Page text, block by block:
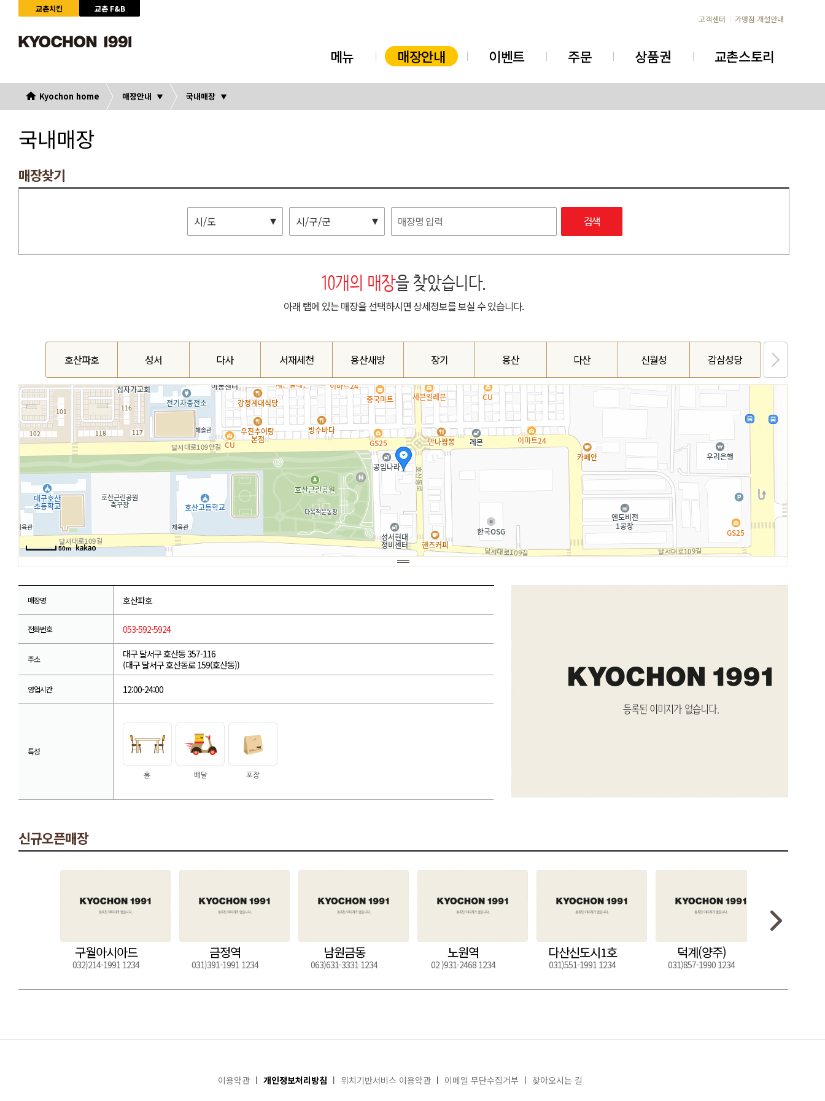
교촌치킨
교촌 F&B
고객센터
가맹점 개설안내
메뉴 매장안내 이벤트 주문 상품권 교촌스토리
Kyochon home 매장안내 국내매장
국내매장
매장찾기
시/도 시/구/군 검색
10개의 매장을 찾았습니다.
아래 탭에 있는 매장을 선택하시면 상세정보를 보실 수 있습니다.
호산파호 성서 다사 서재세천 용산새방 장기 용산 다산 신월성 감삼성당
50m
매장명 호산파호
전화번호 053-592-5924
주소
대구 달서구 호산동 357-116
(대구 달서구 호산동로 159(호산동))
영업시간 12:00-24:00
특성
신규오픈매장
구월아시아드
032)214-1991 1234
금정역
031)391-1991 1234
남원금동
063)631-3331 1234
노원역
02 )931-2468 1234
다산신도시1호
031)551-1991 1234
덕계(양주)
031)857-1990 1234
이용약관 개인정보처리방침 위치기반서비스 이용약관 이메일 무단수집거부 찾아오시는 길